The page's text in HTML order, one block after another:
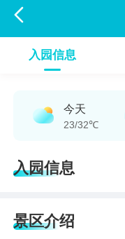

入园信息
今天
23/32℃
入园信息
景区介绍